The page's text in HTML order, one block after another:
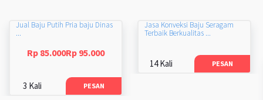
Jual Baju Putih Pria baju Dinas
...
Rp 85.000Rp 95.000
3 Kali PESAN
Jasa Konveksi Baju Seragam
Terbaik Berkualitas ...
14 Kali PESAN